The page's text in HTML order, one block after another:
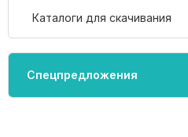
Каталоги для скачивания
Спецпредложения